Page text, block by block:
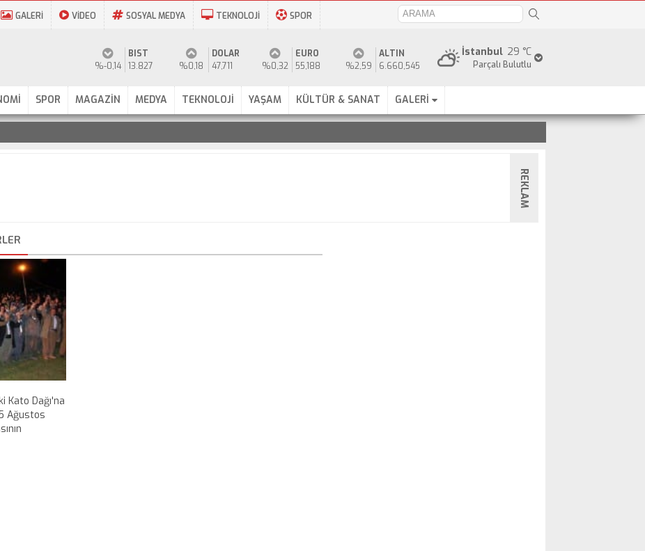
GALERİ VİDEO SOSYAL MEDYA TEKNOLOJİ SPOR
29 °C
İstanbul
Parçalı Bulutlu
%-0,14
BIST
13.827
%0,18
DOLAR
47,711
%0,32
EURO
55,188
%2,59
ALTIN
6.660,545
SPOR MAGAZİN MEDYA TEKNOLOJİ YAŞAM KÜLTÜR & SANAT GALERİ
REKLAM
Kato Dağı'na
Ağustos